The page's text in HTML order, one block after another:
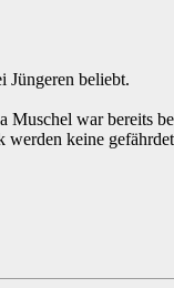
Jüngeren beliebt.
war bereits
keine